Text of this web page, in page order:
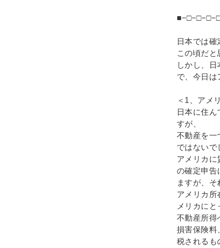
日本では
この頃だ
しかし、
で、今日は
＜1、アメ
日本に住
すが、
不動産を一
ではないで
アメリカに
の確定申告
ますが、
アメリカ所
メリカに
不動産所得
損害保険料
税されるも